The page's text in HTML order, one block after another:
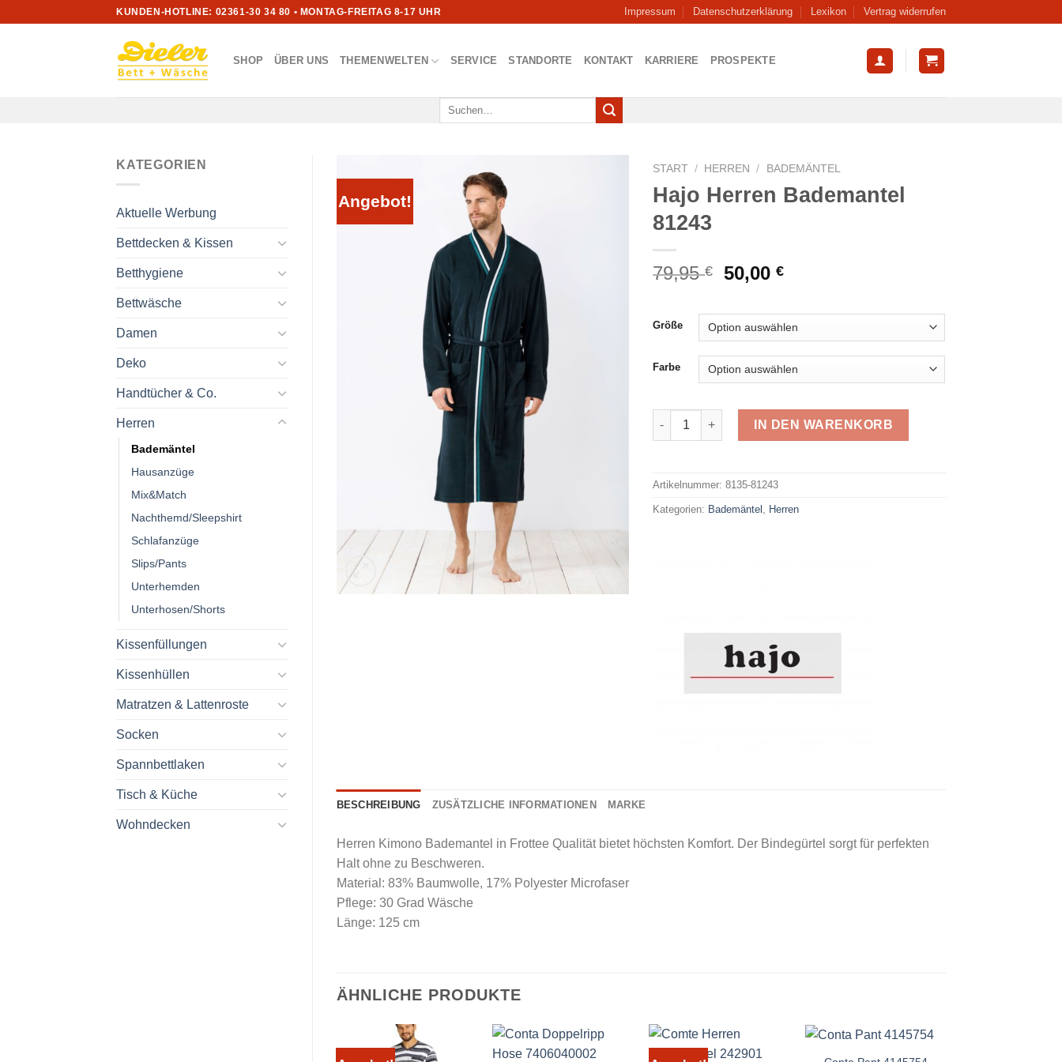
KUNDEN-HOTLINE: 02361-30 34 80 • MONTAG-FREITAG 8-17 UHR Impressum Datenschutzerklärung Lexikon Vertrag widerrufen
SHOP ÜBER UNS THEMENWELTEN SERVICE STANDORTE KONTAKT KARRIERE PROSPEKTE
Suchen
KATEGORIEN
Aktuelle Werbung
Bettdecken & Kissen
Betthygiene
Bettwäsche
Damen
Deko
Handtücher & Co.
Herren
Bademäntel
Hausanzüge
Mix&Match
Nachthemd/Sleepshirt
Schlafanzüge
Slips/Pants
Unterhemden
Unterhosen/Shorts
Kissenfüllungen
Kissenhüllen
Matratzen & Lattenroste
Socken
Spannbettlaken
Tisch & Küche
Wohndecken
Angebot!
START / HERREN / BADEMÄNTEL
Hajo Herren Bademantel
81243
79,95€
Ursprünglicher
war:
79,95 €
50,00€Aktueller
ist:
50,00 €.
Größe
Farbe
Hajo Herren Bademantel 81243 Menge
IN DEN WARENKORB
Artikelnummer:8135-81243
Kategorien: Bademäntel Herren
BESCHREIBUNG ZUSÄTZLICHE INFORMATIONEN MARKE
Herren Kimono Bademantel in Frottee Qualität bietet höchsten Komfort. Der Bindegürtel sorgt für perfekten
Halt ohne zu Beschweren.
Material: 83% Baumwolle, 17% Polyester Microfaser
Pflege: 30 Grad Wäsche
Länge: 125 cm
ÄHNLICHE PRODUKTE